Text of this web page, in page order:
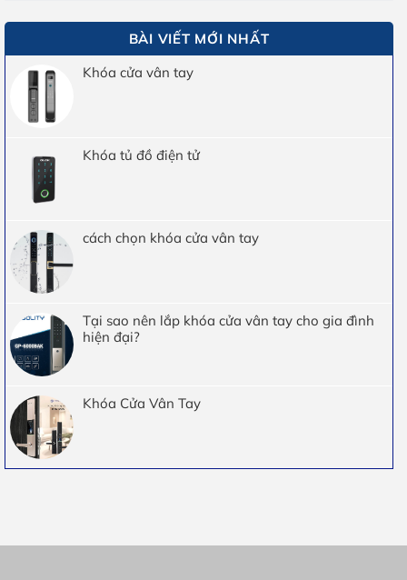
BÀI VIẾT MỚI NHẤT
Khóa cửa vân tay
Khóa tủ đồ điện tử
cách chọn khóa cửa vân tay
Tại sao nên lắp khóa cửa vân tay cho gia đình
hiện đại?
Khóa Cửa Vân Tay